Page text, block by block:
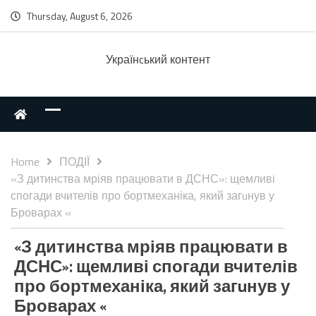
Thursday, August 6, 2026
Українcький контент
Home
ПОДІЇ
«З дитинства мріяв працювати в ДСНС»: щемливі
спогади вчителів про бортмеханіка, який загuнув у
Броварах «
«З дитинства мріяв працювати в
ДСНС»: щемливі спогади вчителів
про бортмеханіка, який загuнув у
Броварах «